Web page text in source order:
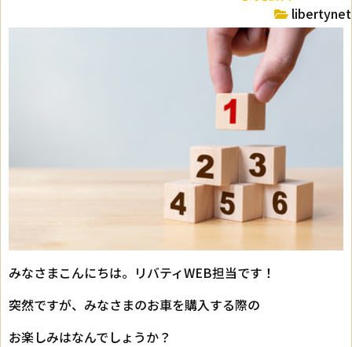
libertynet
みなさまこんにちは。リバティWEB担当です！
突然ですが、みなさまのお車を購入する際の
お楽しみはなんでしょうか？